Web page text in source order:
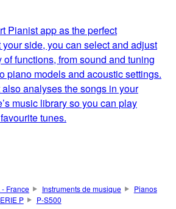
Pianist app as the perfect
side, you can select and adjust
functions, from sound and tuning
piano models and acoustic settings.
analyses the songs in your
music library so you can play
tunes.
France Instruments de musique
Pianos
P P-S500